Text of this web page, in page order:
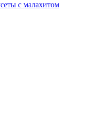
с малахитом